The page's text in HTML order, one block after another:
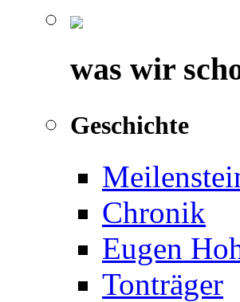
was wir
Geschichte
Chronik
Eugen
Tonträger